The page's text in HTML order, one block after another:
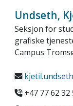
Undseth,
Seksjon for
grafiske
Campus
+47 77 62 32